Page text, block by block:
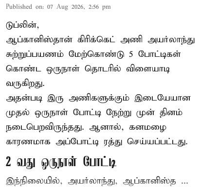
Published on: 07 Aug 2026, 2:56 pm
டுப்லின்,
ஆப்கானிஸ்தான் கிரிக்கெட் அணி அயர்லாந்து
சுற்றுப்பயணம் மேற்கொண்டு 5 போட்டிகள்
கொண்ட ஒருநாள் தொடரில் விளையாடி
வருகிறது.
அதன்படி இரு அணிகளுக்கும் இடையேயான
முதல் ஒருநாள் போட்டி நேற்று முன் தினம்
நடைபெறவிருந்தது. ஆனால், கனமழை
காரணமாக அப்போட்டி ரத்து செய்யப்பட்டது.
2 வது ஒருநாள் போட்டி
இந்நிலையில், அயர்லாந்து, ஆப்கானிஸ்த ...